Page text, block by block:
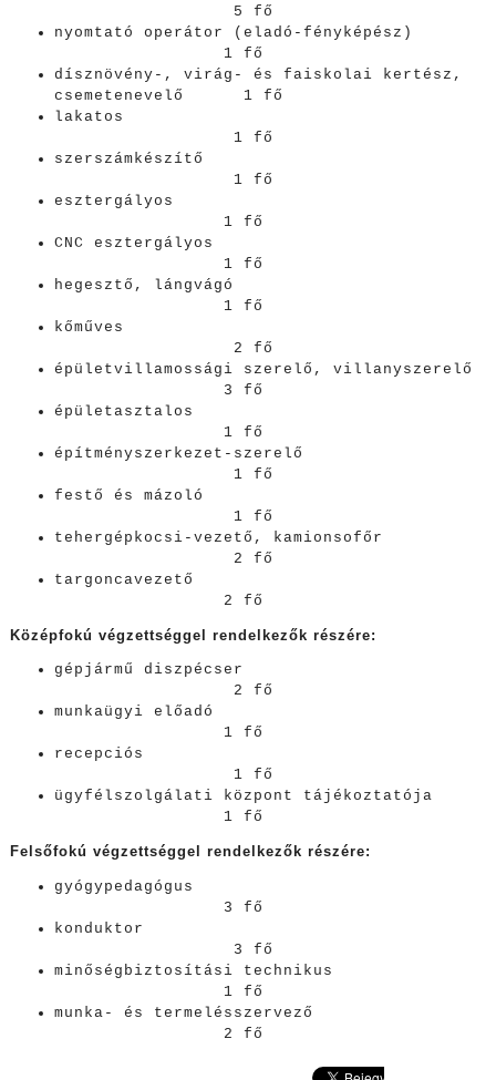
5 fő
nyomtató operátor (eladó-fényképész)
1 fő
dísznövény-, virág- és faiskolai kertész,
csemetenevelő 1 fő
lakatos
1 fő
szerszámkészítő
1 fő
esztergályos
1 fő
CNC esztergályos
1 fő
hegesztő, lángvágó
1 fő
kőműves
2 fő
épületvillamossági szerelő, villanyszerelő
3 fő
épületasztalos
1 fő
építményszerkezet-szerelő
1 fő
festő és mázoló
1 fő
tehergépkocsi-vezető, kamionsofőr
2 fő
targoncavezető
2 fő
Középfokú végzettséggel rendelkezők részére:
gépjármű diszpécser
2 fő
munkaügyi előadó
1 fő
recepciós
1 fő
ügyfélszolgálati központ tájékoztatója
1 fő
Felsőfokú végzettséggel rendelkezők részére:
gyógypedagógus
3 fő
konduktor
3 fő
minőségbiztosítási technikus
1 fő
munka- és termelésszervező
2 fő